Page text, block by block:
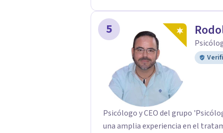
datáfono. Por transferencia
5
Psicólogo y CEO del grupo
una amplia experiencia en el